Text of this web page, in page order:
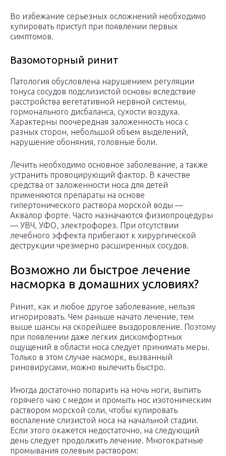
Во избежание серьезных осложнений необходимо
купировать приступ при появлении первых
симптомов.
Вазомоторный ринит
Патология обусловлена нарушением регуляции
тонуса сосудов подслизистой основы вследствие
расстройства вегетативной нервной системы,
гормонального дисбаланса, сухости воздуха.
Характерны поочередная заложенность носа с
разных сторон, небольшой объем выделений,
нарушение обоняния, головные боли.
Лечить необходимо основное заболевание, а также
устранить провоцирующий фактор. В качестве
средства от заложенности носа для детей
применяются препараты на основе
гипертонического раствора морской воды —
Аквалор форте. Часто назначаются физиопроцедуры
— УВЧ, УФО, электрофорез. При отсутствии
лечебного эффекта прибегают к хирургической
деструкции чрезмерно расширенных сосудов.
Возможно ли быстрое лечение
насморка в домашних условиях?
Ринит, как и любое другое заболевание, нельзя
игнорировать. Чем раньше начато лечение, тем
выше шансы на скорейшее выздоровление. Поэтому
при появлении даже легких дискомфортных
ощущений в области носа следует принимать меры.
Только в этом случае насморк, вызванный
риновирусами, можно вылечить быстро.
Иногда достаточно попарить на ночь ноги, выпить
горячего чаю с медом и промыть нос изотоническим
раствором морской соли, чтобы купировать
воспаление слизистой носа на начальной стадии.
Если этого окажется недостаточно, на следующий
день следует продолжить лечение. Многократные
промывания солевым раствором: